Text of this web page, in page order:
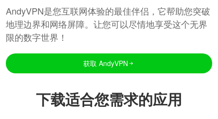
AndyVPN是您互联网体验的最佳伴侣，它帮助您突破
地理边界和网络屏障。让您可以尽情地享受这个无界
限的数字世界！
获取 AndyVPN
下载适合您需求的应用